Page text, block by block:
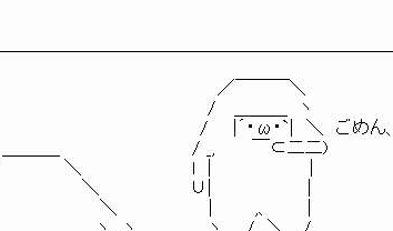
￣￣＼
＿＿＿　ヽ
・ω・`|　＼　ごめん、まっ
　　 　 　 　 　 　 / _,　　　￣⊂二二)
＼　　　　　　　　　l　|　　　　　　　　|
　　　 ＼　　　　 　 　 ∪|　　　 　 　 　 |
　 　 　 ＼　　　　　　　 |　　　 ,、　　　|